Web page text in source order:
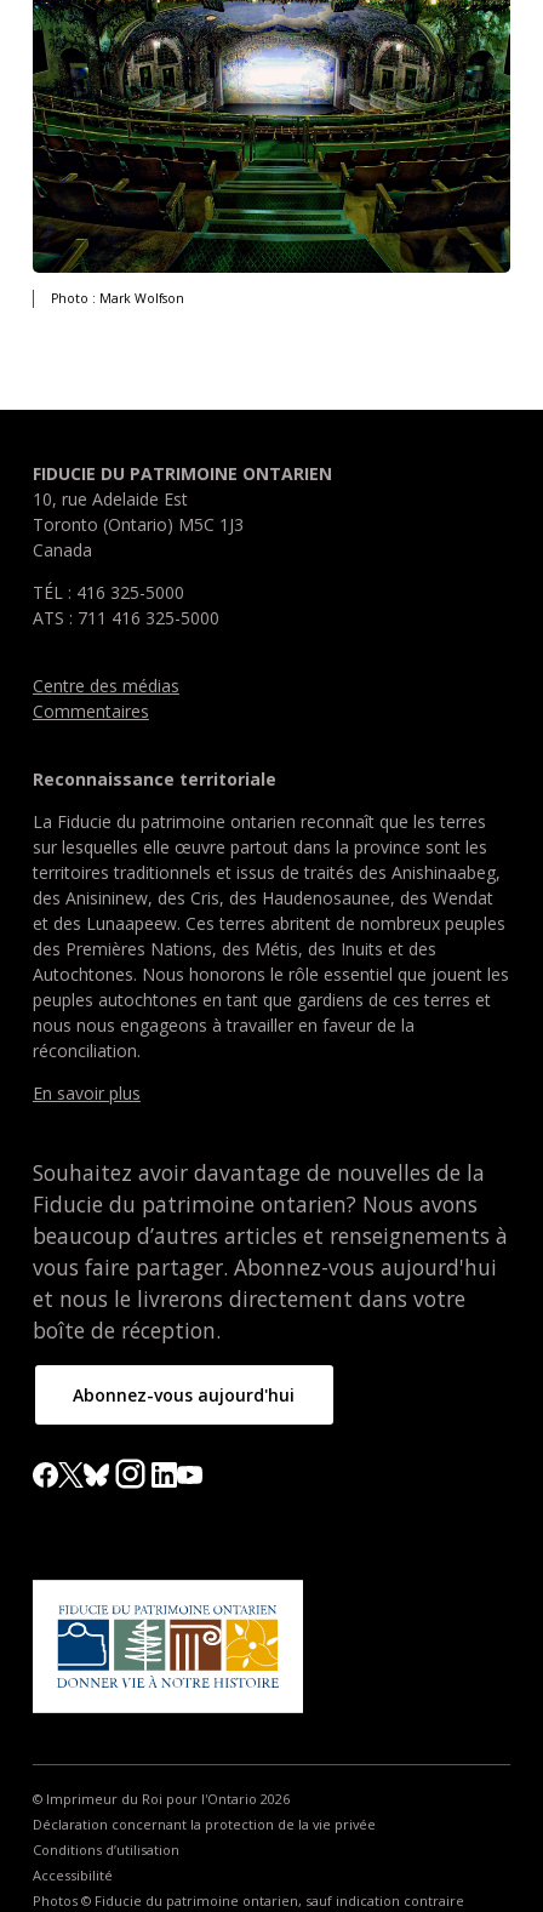
Photo : Mark Wolfson
FIDUCIE DU PATRIMOINE ONTARIEN
10, rue Adelaide Est
Toronto (Ontario) M5C 1J3
Canada
TÉL : 416 325-5000
ATS : 711 416 325-5000
Centre des médias
Commentaires
Reconnaissance territoriale
La Fiducie du patrimoine ontarien reconnaît que les terres
sur lesquelles elle œuvre partout dans la province sont les
territoires traditionnels et issus de traités des Anishinaabeg,
des Anisininew, des Cris, des Haudenosaunee, des Wendat
et des Lunaapeew. Ces terres abritent de nombreux peuples
des Premières Nations, des Métis, des Inuits et des
Autochtones. Nous honorons le rôle essentiel que jouent les
peuples autochtones en tant que gardiens de ces terres et
nous nous engageons à travailler en faveur de la
réconciliation.
En savoir plus
Souhaitez avoir davantage de nouvelles de la
Fiducie du patrimoine ontarien? Nous avons
beaucoup d’autres articles et renseignements à
vous faire partager. Abonnez-vous aujourd'hui
et nous le livrerons directement dans votre
boîte de réception.
Abonnez-vous aujourd'hui
© Imprimeur du Roi pour l'Ontario 2026
Déclaration concernant la protection de la vie privée
Conditions d’utilisation
Accessibilité
Photos © Fiducie du patrimoine ontarien, sauf indication contraire